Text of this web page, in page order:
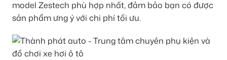
model Zestech phù hợp nhất, đảm bảo bạn có được
sản phẩm ưng ý với chi phí tối ưu.